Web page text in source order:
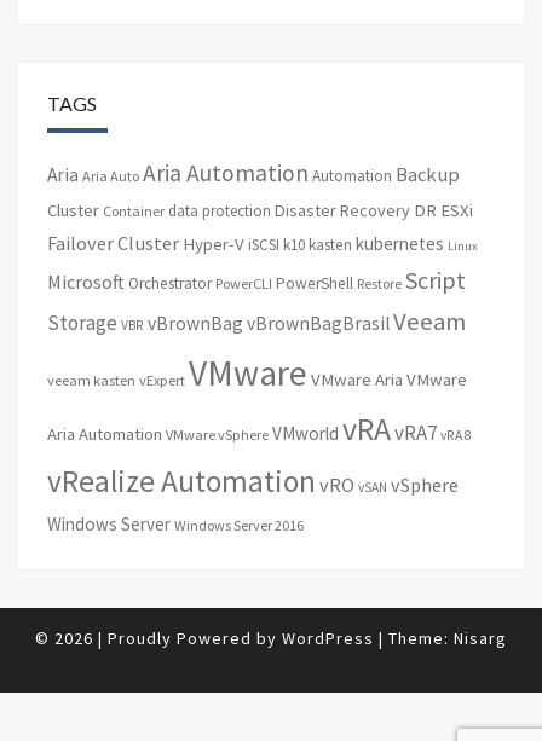
TAGS
Aria Aria Auto Aria Automation Automation Backup
Cluster Container data protection Disaster Recovery DR ESXi
Failover Cluster Hyper-V iSCSI k10 kasten kubernetes Linux
Microsoft Orchestrator PowerCLI PowerShell Restore Script
Storage VBR vBrownBag vBrownBagBrasilVeeam
veeam kasten vExpert VMware VMware Aria VMware
Aria Automation VMware vSphere VMworld vRAvRA7 vRA 8
vRealize Automation vRO vSAN vSphere
Windows Server Windows Server 2016
© 2026 | Proudly Powered by WordPress | Theme: Nisarg